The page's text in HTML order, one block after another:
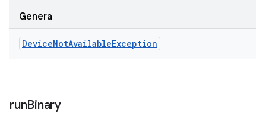
Genera
DeviceNotAvailableException
runBinary